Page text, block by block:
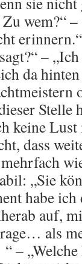
wem?“
–
da
Stelle
keine
dass
„Sie
habe ich
auf,
als
–